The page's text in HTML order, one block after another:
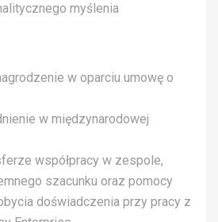
myślenia
w oparciu umowę o
w międzynarodowej
współpracy w zespole,
szacunku oraz pomocy
doświadczenia przy pracy z